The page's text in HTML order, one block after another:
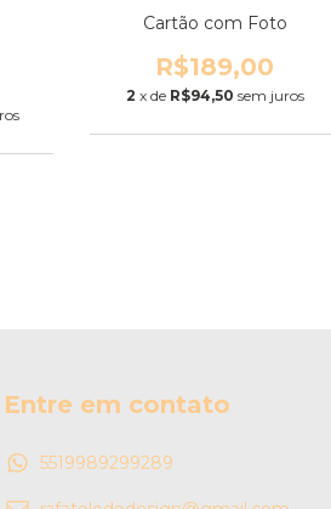
Cartão com Foto
R$189,00
2 x de R$94,50 sem juros
Entre em contato
5519989299289